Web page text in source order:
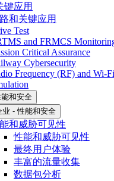
键应用
和关键应用
Test
and FRMCS
Critical Assurance
Cybersecurity
Frequency (RF) and Wi-
和安全
业 - 性能和安全
和威胁可见性
性能和威胁可见性
最终用户体验
丰富的流量收集
数据包分析